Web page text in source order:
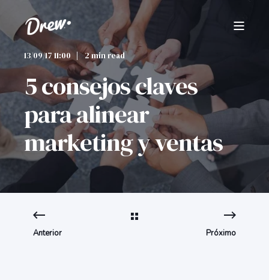
13/09/17 11:00 2 min read
5 consejos claves
para alinear
marketing y ventas
Anterior Próximo